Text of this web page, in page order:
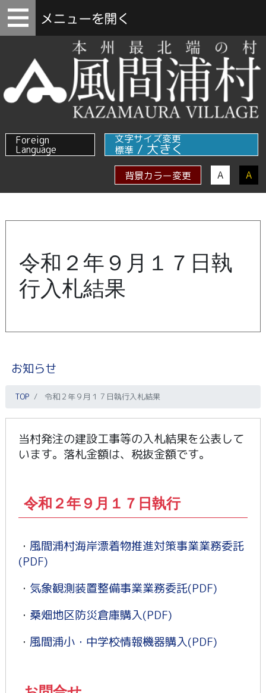
Foreign
Language
文字サイズ変更
標準 / 大きく
背景カラー変更 A A
令和２年９月１７日執
行入札結果
お知らせ
TOP 令和２年９月１７日執行入札結果
当村発注の建設工事等の入札結果を公表して
います。落札金額は、税抜金額です。
令和２年９月１７日執行
・ 風間浦村海岸漂着物推進対策事業業務委託
(PDF)
・ 気象観測装置整備事業業務委託(PDF)
・ 桑畑地区防災倉庫購入(PDF)
・ 風間浦小・中学校情報機器購入(PDF)